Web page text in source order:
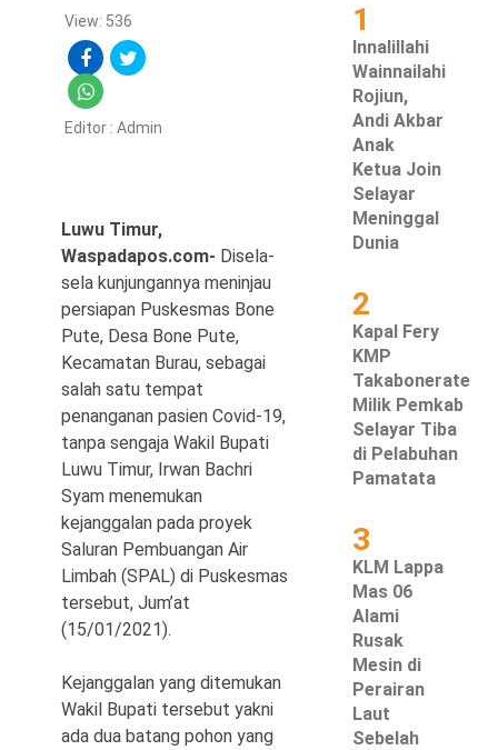
News
Ekonomi
Hukum & Kriminal
Metro
Hiburan
Pendidikan
Edukasi
Tekno
Copyright
Waspada
View: 536
Editor : Admin
Luwu Timur,
Waspadapos.com- Disela-
sela kunjungannya meninjau
persiapan Puskesmas Bone
Pute, Desa Bone Pute,
Kecamatan Burau, sebagai
salah satu tempat
penanganan pasien Covid-19,
tanpa sengaja Wakil Bupati
Luwu Timur, Irwan Bachri
Syam menemukan
kejanggalan pada proyek
Saluran Pembuangan Air
Limbah (SPAL) di Puskesmas
tersebut, Jum’at
(15/01/2021).
Kejanggalan yang ditemukan
Wakil Bupati tersebut yakni
ada dua batang pohon yang
1
Innalillahi
Wainnailahi
Rojiun,
Andi Akbar
Anak
Ketua Join
Selayar
Meninggal
Dunia
2
Kapal Fery
KMP
Takabonerate
Milik Pemkab
Selayar Tiba
di Pelabuhan
Pamatata
3
KLM Lappa
Mas 06
Alami
Rusak
Mesin di
Perairan
Laut
Sebelah